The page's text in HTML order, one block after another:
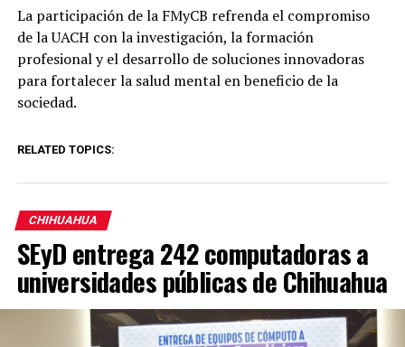
La participación de la FMyCB refrenda el compromiso
de la UACH con la investigación, la formación
profesional y el desarrollo de soluciones innovadoras
para fortalecer la salud mental en beneficio de la
sociedad.
RELATED TOPICS:
CHIHUAHUA
SEyD entrega 242 computadoras a
universidades públicas de Chihuahua